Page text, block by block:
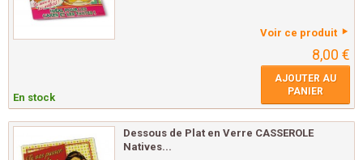
Voir ce produit
8,00 €
En stock
AJOUTER AU
PANIER
Dessous de Plat en Verre CASSEROLE
Natives...